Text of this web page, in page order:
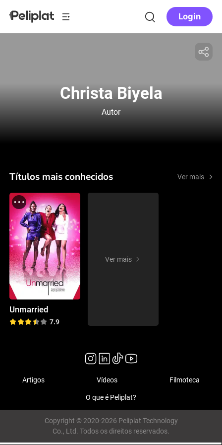
Login
Christa Biyela
Autor
Títulos mais conhecidos Ver mais
Unmarried
7.9
Ver mais
Artigos Vídeos Filmoteca
O que é Peliplat?
Copyright © 2020-2026 Peliplat Technology
Co., Ltd. Todos os direitos reservados.